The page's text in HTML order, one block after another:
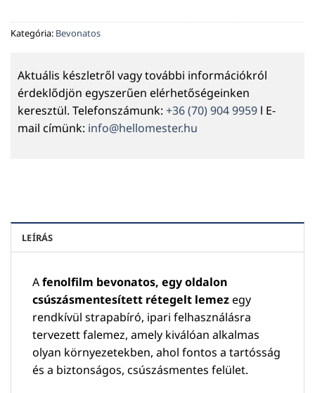
Kategória: Bevonatos
Aktuális készletről vagy további információkról
érdeklődjön egyszerűen elérhetőségeinken
keresztül. Telefonszámunk: +36 (70) 904 9959 l E-
mail címünk: info@hellomester.hu
LEÍRÁS
Afenolfilm bevonatos, egy oldalon
csúszásmentesített rétegelt lemezegy
rendkívül strapabíró, ipari felhasználásra
tervezett falemez, amely kiválóan alkalmas
olyan környezetekben, ahol fontos a tartósság
és a biztonságos, csúszásmentes felület.